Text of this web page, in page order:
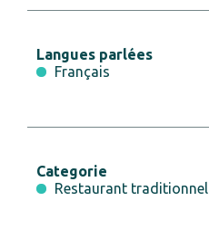
Langues parlées
Français
Categorie
Restaurant traditionnel